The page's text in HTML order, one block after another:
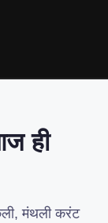
ही
मंथली करंट